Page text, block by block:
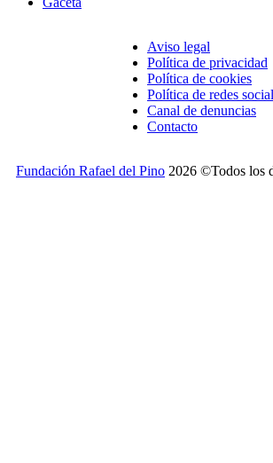
Aviso legal
Política de privacidad
Política de cookies
Política de redes
Canal de denuncias
Contacto
Fundación Rafael del Pino 2026 ©Todos los